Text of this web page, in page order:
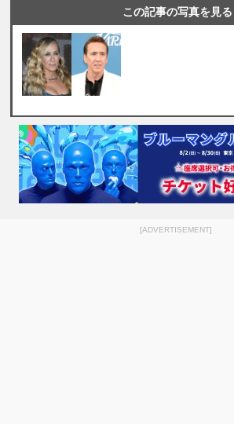
この記事の写真を見る
[ADVERTISEMENT]